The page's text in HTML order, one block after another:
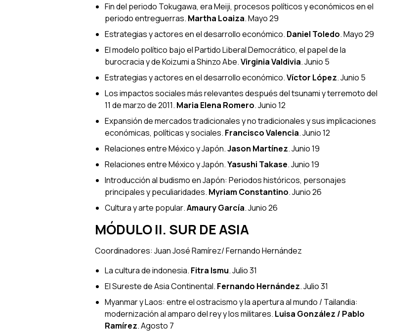
Fin del periodo Tokugawa, era Meiji, procesos políticos y económicos en el
periodo entreguerras. Martha Loaiza. Mayo 29
Estrategias y actores en el desarrollo económico. Daniel Toledo. Mayo 29
El modelo político bajo el Partido Liberal Democrático, el papel de la
burocracia y de Koizumi a Shinzo Abe.Virginia Valdivia. Junio 5
Estrategias y actores en el desarrollo económico.Víctor López. Junio 5
Los impactos sociales más relevantes después del tsunami y terremoto del
11 de marzo de 2011. Maria Elena Romero. Junio 12
Expansión de mercados tradicionales y no tradicionales y sus implicaciones
económicas, políticas y sociales. Francisco Valencia. Junio 12
Relaciones entre México y Japón.Jason Martínez. Junio 19
Relaciones entre México y Japón.Yasushi Takase. Junio 19
Introducción al budismo en Japón: Periodos históricos, personajes
principales y peculiaridades. Myriam Constantino. Junio 26
Cultura y arte popular.Amaury García. Junio 26
MÓDULO II. SUR DE ASIA
Coordinadores: Juan José Ramírez/ Fernando Hernández
La cultura de indonesia. Fitra Ismu. Julio 31
El Sureste de Asia Continental. Fernando Hernández. Julio 31
Myanmar y Laos: entre el ostracismo y la apertura al mundo / Tailandia:
modernización al amparo del rey y los militares. Luisa González / Pablo
Ramírez. Agosto 7